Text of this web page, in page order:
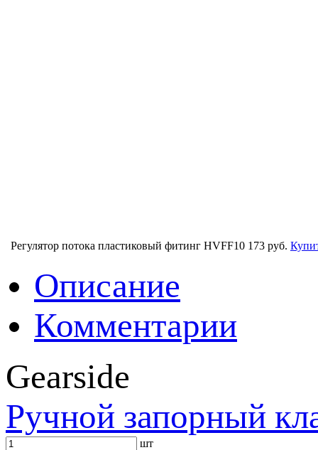
Регулятор потока пластиковый фитинг HVFF10 173 руб.
Описание
Комментарии
Gearside
Ручной запорный
шт